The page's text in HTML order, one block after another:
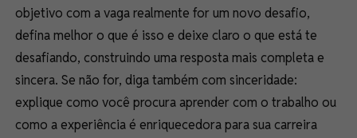
objetivo com a vaga realmente for um novo desafio,
defina melhor o que é isso e deixe claro o que está te
desafiando, construindo uma resposta mais completa e
sincera. Se não for, diga também com sinceridade:
explique como você procura aprender com o trabalho ou
como a experiência é enriquecedora para sua carreira